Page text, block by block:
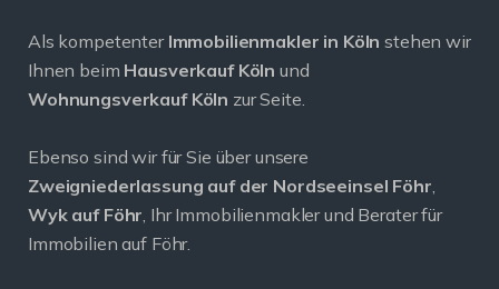
Als kompetenter Immobilienmakler in Köln stehen wir
Ihnen beim Hausverkauf Köln und
Wohnungsverkauf Köln zur Seite.
Ebenso sind wir für Sie über unsere
Zweigniederlassung auf der Nordseeinsel Föhr,
Wyk auf Föhr, Ihr Immobilienmakler und Berater für
Immobilien auf Föhr.